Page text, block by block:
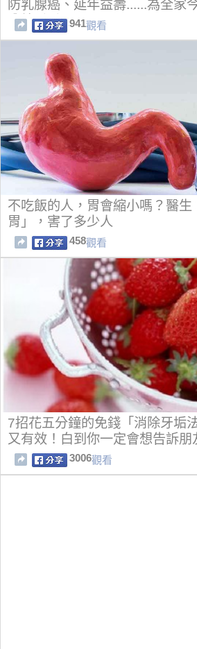
防乳腺癌、延年益壽......為全家
分鐘看看！941觀看
不吃飯的人，胃會縮小嗎？醫生
胃」，害了多少人
458觀看
7招花五分鐘的免錢「消除牙垢
又有效！白到你一定會想告訴朋
3006觀看